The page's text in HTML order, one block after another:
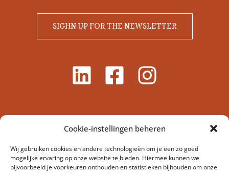
Cookie-instellingen beheren
Wij gebruiken cookies en andere technologieën om je een zo goed
mogelijke ervaring op onze website te bieden. Hiermee kunnen we
bijvoorbeeld je voorkeuren onthouden en statistieken bijhouden om onze
SIGHN UP FOR THE NEWSLETTER